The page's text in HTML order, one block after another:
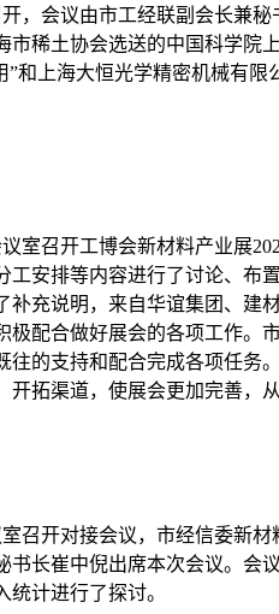
，会议由市工经联副会长兼
稀土协会选送的中国科学院
上海大恒光学精密机械有
召开工博会新材料产业展
安排等内容进行了讨论、布
充说明，来自华谊集团、建
配合做好展会的各项工作。
的支持和配合完成各项任务
拓渠道，使展会更加完善，
召开对接会议，市经信委新
长崔中倪出席本次会议。会
计进行了探讨。